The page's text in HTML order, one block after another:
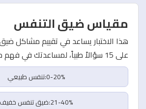
مقياس ضيق التنفس
هذا الاختبار يساعد في تقييم مشاكل
على 15 سؤالاً طبياً، لمساعدتك في فهم حالتك الصحية.
0-20%:تنفس طبيعي
21-40%:ضيق تنفس خفيف